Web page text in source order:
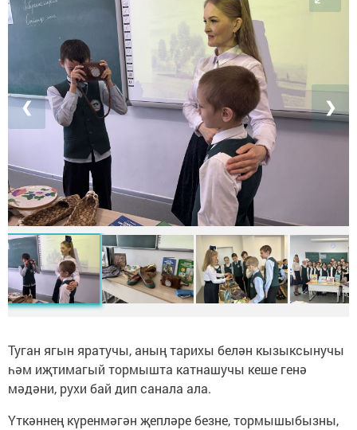
❮ ❯
Туган ягын яратучы, аның тарихы белән кызыксынучы
һәм иҗтимагый тормышта катнашучы кеше генә
мәдәни, рухи бай дип санала ала.
Үткәннең күренмәгән җепләре безне, тормышыбызны,